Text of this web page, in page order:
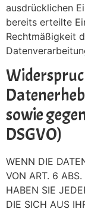
ausdrücklichen
bereits erteilte
Rechtmäßigkeit
sowie
DSGVO)
WENN DIE
VON ART. 6 ABS.
HABEN SIE
DIE SICH AUS